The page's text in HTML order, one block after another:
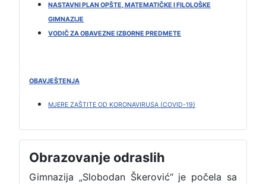
NASTAVNI PLAN OPŠTE, MATEMATIČKE I FILOLOŠKE
GIMNAZIJE
VODIČ ZA OBAVEZNE IZBORNE PREDMETE
OBAVJEŠTENJA
MJERE ZAŠTITE OD KORONAVIRUSA (COVID-19)
Obrazovanje odraslih
Gimnazija „Slobodan Škerović“ je počela sa